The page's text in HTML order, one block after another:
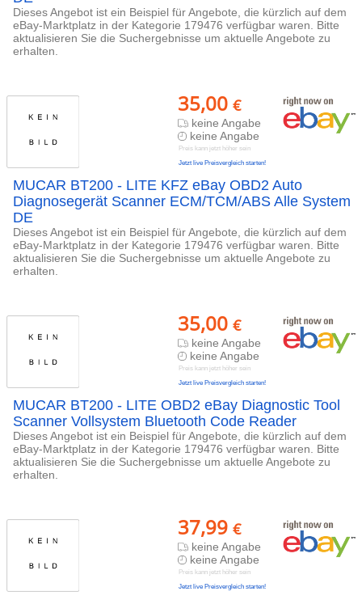
Dieses Angebot ist ein Beispiel für Angebote, die kürzlich auf dem
eBay-Marktplatz in der Kategorie 179476 verfügbar waren. Bitte
aktualisieren Sie die Suchergebnisse um aktuelle Angebote zu
erhalten.
35,00 €
keine Angabe
keine Angabe
Preis kann jetzt höher sein
Jetzt live Preisvergleich starten!
MUCAR BT200 - LITE KFZ eBay OBD2 Auto
Diagnosegerät Scanner ECM/TCM/ABS Alle System
DE
Dieses Angebot ist ein Beispiel für Angebote, die kürzlich auf dem
eBay-Marktplatz in der Kategorie 179476 verfügbar waren. Bitte
aktualisieren Sie die Suchergebnisse um aktuelle Angebote zu
erhalten.
35,00 €
keine Angabe
keine Angabe
Preis kann jetzt höher sein
Jetzt live Preisvergleich starten!
MUCAR BT200 - LITE OBD2 eBay Diagnostic Tool
Scanner Vollsystem Bluetooth Code Reader
Dieses Angebot ist ein Beispiel für Angebote, die kürzlich auf dem
eBay-Marktplatz in der Kategorie 179476 verfügbar waren. Bitte
aktualisieren Sie die Suchergebnisse um aktuelle Angebote zu
erhalten.
37,99 €
keine Angabe
keine Angabe
Preis kann jetzt höher sein
Jetzt live Preisvergleich starten!